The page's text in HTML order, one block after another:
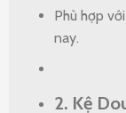
Phù hợp
nay.
2. Kệ